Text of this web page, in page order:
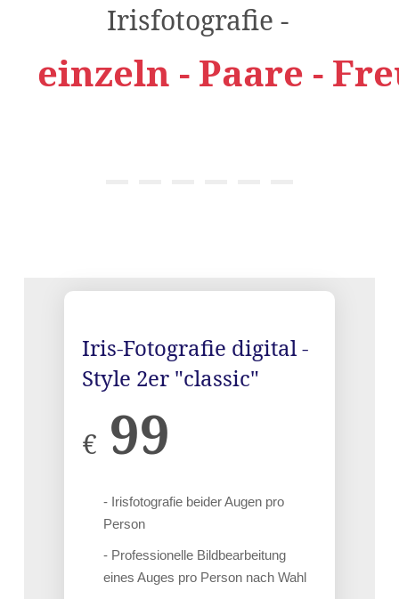
Irisfotografie -
einzeln - Paare -
Iris-Fotografie digital -
Style 2er "classic"
€ 99
- Irisfotografie beider Augen pro
Person
- Professionelle Bildbearbeitung
eines Auges pro Person nach Wahl